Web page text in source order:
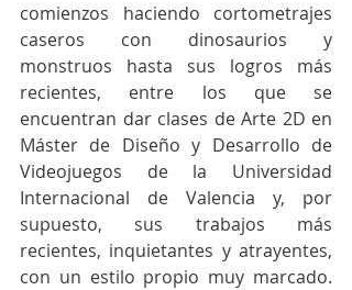
comienzos haciendo cortometrajes
caseros con dinosaurios y
monstruos hasta sus logros más
recientes, entre los que se
encuentran dar clases de Arte 2D en
Máster de Diseño y Desarrollo de
Videojuegos de la Universidad
Internacional de Valencia y, por
supuesto, sus trabajos más
recientes, inquietantes y atrayentes,
con un estilo propio muy marcado.